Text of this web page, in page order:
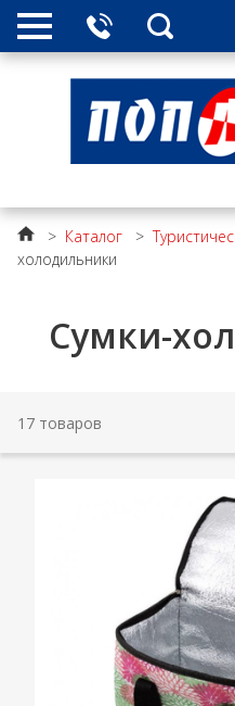
> Каталог >
холодильники
Сумки-
17 товаров